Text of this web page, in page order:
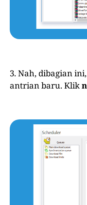
3. Nah, dibagian
antrian baru. Klik